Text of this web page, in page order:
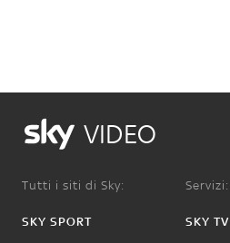
VIDEO
Tutti i siti di Sky:
SKY SPORT
Servizi:
SKY TV